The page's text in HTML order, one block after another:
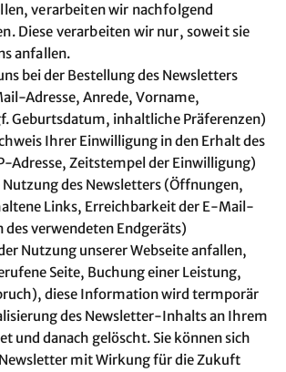
verarbeiten wir nachfolgend
Diese verarbeiten wir nur, soweit sie
anfallen.
bei der Bestellung des Newsletters
Adresse, Anrede, Vorname,
Geburtsdatum, inhaltliche Präferenzen)
Ihrer Einwilligung in den Erhalt des
Adresse, Zeitstempel der Einwilligung)
Nutzung des Newsletters (Öffnungen,
Links, Erreichbarkeit der E-Mail-
des verwendeten Endgeräts)
Nutzung unserer Webseite anfallen,
Seite, Buchung einer Leistung,
diese Information wird termporär
des Newsletter-Inhalts an Ihrem
und danach gelöscht. Sie können sich
mit Wirkung für die Zukuft